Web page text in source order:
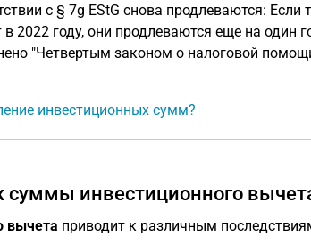
с § 7g EStG снова продлеваются: Если
2022 году, они продлеваются еще на один
"Четвертым законом о налоговой
инвестиционных сумм?
суммы инвестиционного
вычета приводит к различным